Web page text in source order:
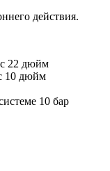
действия.
22 дюйм
10 дюйм
10 бар